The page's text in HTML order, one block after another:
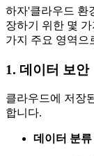
하자'클라우드 환
장하기 위한 몇
가지 주요 영역으
1. 데이터 보안
클라우드에 저장
합니다.
데이터 분